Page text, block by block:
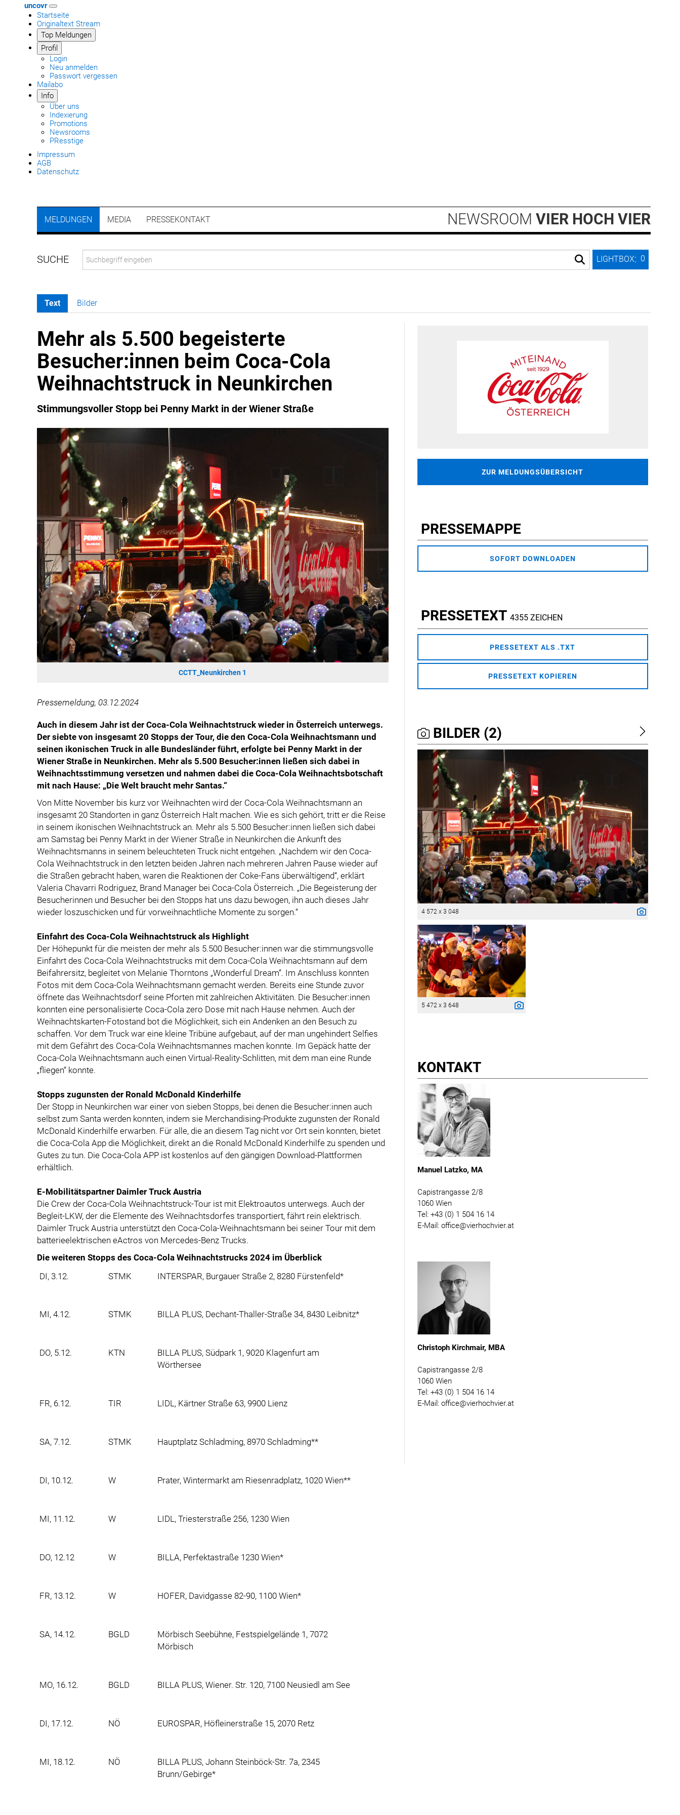
uncovr
Startseite
Originaltext Stream
Top Meldungen
Profil
Login
Neu anmelden
Passwort vergessen
Mailabo
Info
Über uns
Indexierung
Promotions
Newsrooms
PResstige
Impressum
AGB
Datenschutz
LIGHTBOX: 0
MELDUNGEN MEDIA PRESSEKONTAKT NEWSROOM VIER HOCH VIER
Text Bilder
Mehr als 5.500 begeisterte
Besucher:innen beim Coca-Cola
Weihnachtstruck in Neunkirchen
Stimmungsvoller Stopp bei Penny Markt in der Wiener Straße
CCTT_Neunkirchen 1
Pressemeldung, 03.12.2024
Auch in diesem Jahr ist der Coca-Cola Weihnachtstruck wieder in Österreich unterwegs.
Der siebte von insgesamt 20 Stopps der Tour, die den Coca-Cola Weihnachtsmann und
seinen ikonischen Truck in alle Bundesländer führt, erfolgte bei Penny Markt in der
Wiener Straße in Neunkirchen. Mehr als 5.500 Besucher:innen ließen sich dabei in
Weihnachtsstimmung versetzen und nahmen dabei die Coca-Cola Weihnachtsbotschaft
mit nach Hause: „Die Welt braucht mehr Santas.“
Von Mitte November bis kurz vor Weihnachten wird der Coca-Cola Weihnachtsmann an
insgesamt 20 Standorten in ganz Österreich Halt machen. Wie es sich gehört, tritt er die Reise
in seinem ikonischen Weihnachtstruck an. Mehr als 5.500 Besucher:innen ließen sich dabei
am Samstag bei Penny Markt in der Wiener Straße in Neunkirchen die Ankunft des
Weihnachtsmanns in seinem beleuchteten Truck nicht entgehen. „Nachdem wir den Coca-
Cola Weihnachtstruck in den letzten beiden Jahren nach mehreren Jahren Pause wieder auf
die Straßen gebracht haben, waren die Reaktionen der Coke-Fans überwältigend“, erklärt
Valeria Chavarri Rodriguez, Brand Manager bei Coca-Cola Österreich. „Die Begeisterung der
Besucherinnen und Besucher bei den Stopps hat uns dazu bewogen, ihn auch dieses Jahr
wieder loszuschicken und für vorweihnachtliche Momente zu sorgen.“
Einfahrt des Coca-Cola Weihnachtstruck als Highlight
Der Höhepunkt für die meisten der mehr als 5.500 Besucher:innen war die stimmungsvolle
Einfahrt des Coca-Cola Weihnachtstrucks mit dem Coca-Cola Weihnachtsmann auf dem
Beifahrersitz, begleitet von Melanie Thorntons „Wonderful Dream“. Im Anschluss konnten
Fotos mit dem Coca-Cola Weihnachtsmann gemacht werden. Bereits eine Stunde zuvor
öffnete das Weihnachtsdorf seine Pforten mit zahlreichen Aktivitäten. Die Besucher:innen
konnten eine personalisierte Coca-Cola zero Dose mit nach Hause nehmen. Auch der
Weihnachtskarten-Fotostand bot die Möglichkeit, sich ein Andenken an den Besuch zu
schaffen. Vor dem Truck war eine kleine Tribüne aufgebaut, auf der man ungehindert Selfies
mit dem Gefährt des Coca-Cola Weihnachtsmannes machen konnte. Im Gepäck hatte der
Coca-Cola Weihnachtsmann auch einen Virtual-Reality-Schlitten, mit dem man eine Runde
„fliegen“ konnte.
Stopps zugunsten der Ronald McDonald Kinderhilfe
Der Stopp in Neunkirchen war einer von sieben Stopps, bei denen die Besucher:innen auch
selbst zum Santa werden konnten, indem sie Merchandising-Produkte zugunsten der Ronald
McDonald Kinderhilfe erwarben. Für alle, die an diesem Tag nicht vor Ort sein konnten, bietet
die Coca-Cola App die Möglichkeit, direkt an die Ronald McDonald Kinderhilfe zu spenden und
Gutes zu tun. Die Coca-Cola APP ist kostenlos auf den gängigen Download-Plattformen
erhältlich.
E-Mobilitätspartner Daimler Truck Austria
Die Crew der Coca-Cola Weihnachtstruck-Tour ist mit Elektroautos unterwegs. Auch der
Begleit-LKW, der die Elemente des Weihnachtsdorfes transportiert, fährt rein elektrisch.
Daimler Truck Austria unterstützt den Coca-Cola-Weihnachtsmann bei seiner Tour mit dem
batterieelektrischen eActros von Mercedes-Benz Trucks.
Die weiteren Stopps des Coca-Cola Weihnachtstrucks 2024 im Überblick
DI, 3.12.
STMK INTERSPAR, Burgauer Straße 2, 8280 Fürstenfeld*
MI, 4.12. STMK BILLA PLUS, Dechant-Thaller-Straße 34, 8430 Leibnitz*
DO, 5.12. KTN
BILLA PLUS, Südpark 1, 9020 Klagenfurt am
Wörthersee
FR, 6.12. TIR LIDL, Kärtner Straße 63, 9900 Lienz
SA, 7.12. STMK Hauptplatz Schladming, 8970 Schladming**
DI, 10.12. W Prater, Wintermarkt am Riesenradplatz, 1020 Wien**
MI, 11.12. W LIDL, Triesterstraße 256, 1230 Wien
DO, 12.12 W BILLA, Perfektastraße 1230 Wien*
FR, 13.12. W HOFER, Davidgasse 82-90, 1100 Wien*
SA, 14.12. BGLD
Mörbisch Seebühne, Festspielgelände 1, 7072
Mörbisch
MO, 16.12. BGLD BILLA PLUS, Wiener. Str. 120, 7100 Neusiedl am See
DI, 17.12. NÖ EUROSPAR, Höfleinerstraße 15, 2070 Retz
MI, 18.12. NÖ
BILLA PLUS, Johann Steinböck-Str. 7a, 2345
Brunn/Gebirge*
ZUR MELDUNGSÜBERSICHT
PRESSEMAPPE
SOFORT DOWNLOADEN
PRESSETEXT 4355 ZEICHEN
PRESSETEXT ALS .TXT
PRESSETEXT KOPIEREN
BILDER (2)
4 572 x 3 048
5 472 x 3 648
KONTAKT
Manuel Latzko, MA
Capistrangasse 2/8
1060 Wien
Tel: +43 (0) 1 504 16 14
E-Mail: office@vierhochvier.at
Christoph Kirchmair, MBA
Capistrangasse 2/8
1060 Wien
Tel: +43 (0) 1 504 16 14
E-Mail: office@vierhochvier.at